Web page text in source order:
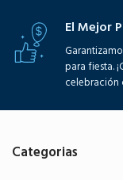
El Mejor
para fiesta.
celebración
Categorias